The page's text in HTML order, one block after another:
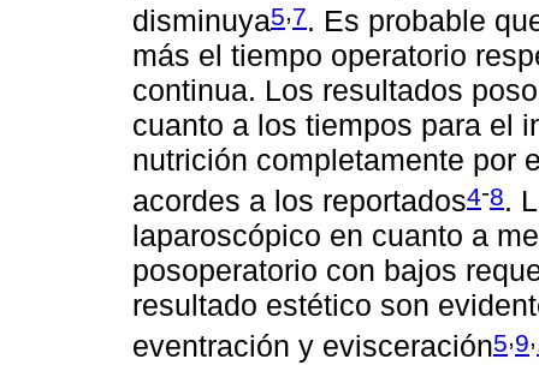
disminuya5 7. Es probable
más el tiempo operatorio
continua. Los resultados
cuanto a los tiempos para el
nutrición completamente por
acordes a los reportados4-8.
laparoscópico en cuanto a
posoperatorio con bajos
resultado estético son
eventración y evisceración5,9,